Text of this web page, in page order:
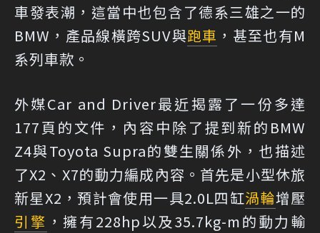
車發表潮，這當中也包含了德系三雄之一的
BMW，產品線橫跨SUV與跑車 ，甚至也有M
系列車款。
外媒Car and Driver最近揭露了一份多達
177頁的文件，內容中除了提到新的BMW
Z4與Toyota Supra的雙生關係外，也描述
了X2、X7的動力編成內容。首先是小型休旅
新星X2，預計會使用一具2.0L四缸渦輪增壓
引擎 ，擁有228hp以及35.7kg-m的動力輸